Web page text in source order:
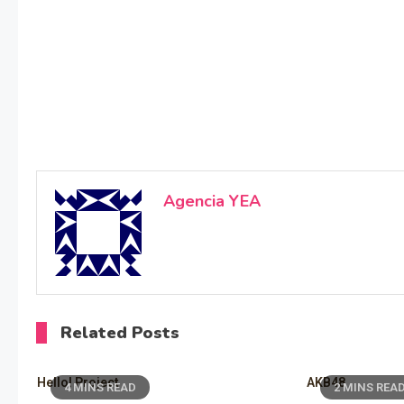
Agencia YEA
Related Posts
4 MINS READ
Hello! Project 2 MINS READ
AKB48